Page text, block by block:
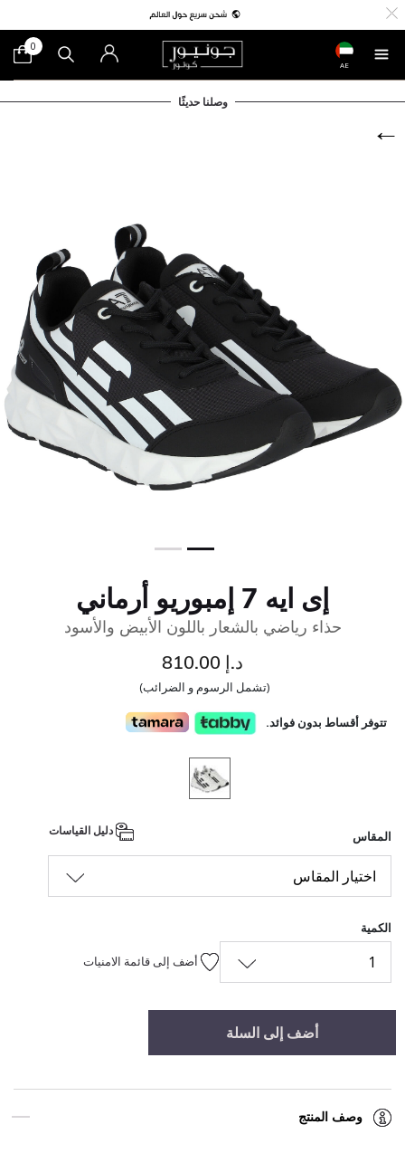
AE
0
وصلنا حديثًا
إى ايه 7 إمبوريو أرماني
حذاء رياضي بالشعار باللون الأبيض والأسود
د.إ 810.00
(تشمل الرسوم و الضرائب)
تتوفر أقساط بدون فوائد.
المقاس
اختيار المقاس
الكمية
1 أضف إلى قائمة الامنيات
أضف إلى السلة
وصف المنتج